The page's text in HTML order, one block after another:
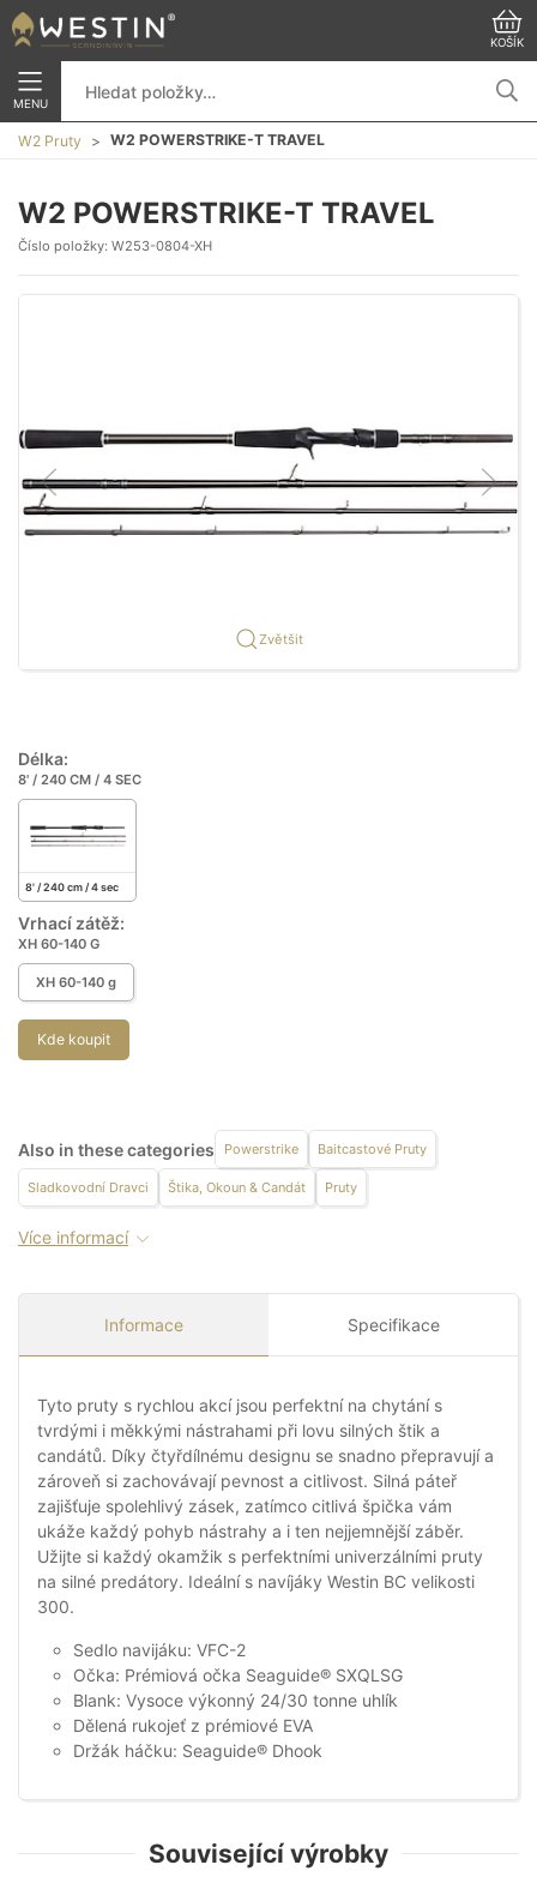
KOŠÍK
MENU
W2 Pruty W2 POWERSTRIKE-T TRAVEL
W2 POWERSTRIKE-T TRAVEL
Číslo položky: W253-0804-XH
Zvětšit
Délka:
8' / 240 CM / 4 SEC
8' / 240 cm / 4 sec
Vrhací zátěž:
XH 60-140 G
XH 60-140 g
Kde koupit
Also in these categories Powerstrike Baitcastové Pruty
Sladkovodní Dravci Štika, Okoun & Candát Pruty
Více informací
Informace Specifikace
Tyto pruty s rychlou akcí jsou perfektní na chytání s
tvrdými i měkkými nástrahami při lovu silných štik a
candátů. Díky čtyřdílnému designu se snadno přepravují a
zároveň si zachovávají pevnost a citlivost. Silná páteř
zajišťuje spolehlivý zásek, zatímco citlivá špička vám
ukáže každý pohyb nástrahy a i ten nejjemnější záběr.
Užijte si každý okamžik s perfektními univerzálními pruty
na silné predátory. Ideální s navíjáky Westin BC velikosti
300.
Sedlo navijáku: VFC-2
Očka: Prémiová očka Seaguide® SXQLSG
Blank: Vysoce výkonný 24/30 tonne uhlík
Dělená rukojeť z prémiové EVA
Držák háčku: Seaguide® Dhook
Související výrobky